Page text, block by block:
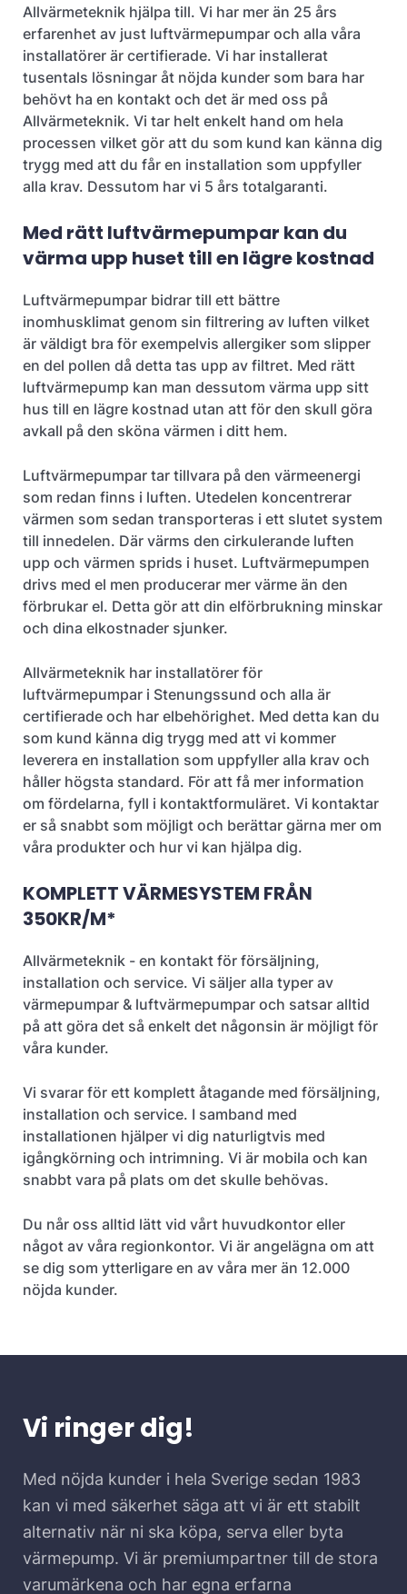
Allvärmeteknik hjälpa till. Vi har mer än 25 års
erfarenhet av just luftvärmepumpar och alla våra
installatörer är certifierade. Vi har installerat
tusentals lösningar åt nöjda kunder som bara har
behövt ha en kontakt och det är med oss på
Allvärmeteknik. Vi tar helt enkelt hand om hela
processen vilket gör att du som kund kan känna dig
trygg med att du får en installation som uppfyller
alla krav. Dessutom har vi 5 års totalgaranti.
Med rätt luftvärmepumpar kan du
värma upp huset till en lägre kostnad
Luftvärmepumpar bidrar till ett bättre
inomhusklimat genom sin filtrering av luften vilket
är väldigt bra för exempelvis allergiker som slipper
en del pollen då detta tas upp av filtret. Med rätt
luftvärmepump kan man dessutom värma upp sitt
hus till en lägre kostnad utan att för den skull göra
avkall på den sköna värmen i ditt hem.
Luftvärmepumpar tar tillvara på den värmeenergi
som redan finns i luften. Utedelen koncentrerar
värmen som sedan transporteras i ett slutet system
till innedelen. Där värms den cirkulerande luften
upp och värmen sprids i huset. Luftvärmepumpen
drivs med el men producerar mer värme än den
förbrukar el. Detta gör att din elförbrukning minskar
och dina elkostnader sjunker.
Allvärmeteknik har installatörer för
luftvärmepumpar i Stenungssund och alla är
certifierade och har elbehörighet. Med detta kan du
som kund känna dig trygg med att vi kommer
leverera en installation som uppfyller alla krav och
håller högsta standard. För att få mer information
om fördelarna, fyll i kontaktformuläret. Vi kontaktar
er så snabbt som möjligt och berättar gärna mer om
våra produkter och hur vi kan hjälpa dig.
KOMPLETT VÄRMESYSTEM FRÅN
350KR/M*
Allvärmeteknik - en kontakt för försäljning,
installation och service. Vi säljer alla typer av
värmepumpar & luftvärmepumpar och satsar alltid
på att göra det så enkelt det någonsin är möjligt för
våra kunder.
Vi svarar för ett komplett åtagande med försäljning,
installation och service. I samband med
installationen hjälper vi dig naturligtvis med
igångkörning och intrimning. Vi är mobila och kan
snabbt vara på plats om det skulle behövas.
Du når oss alltid lätt vid vårt huvudkontor eller
något av våra regionkontor. Vi är angelägna om att
se dig som ytterligare en av våra mer än 12.000
nöjda kunder.
Vi ringer dig!
Med nöjda kunder i hela Sverige sedan 1983
kan vi med säkerhet säga att vi är ett stabilt
alternativ när ni ska köpa, serva eller byta
värmepump. Vi är premiumpartner till de stora
varumärkena och har egna erfarna